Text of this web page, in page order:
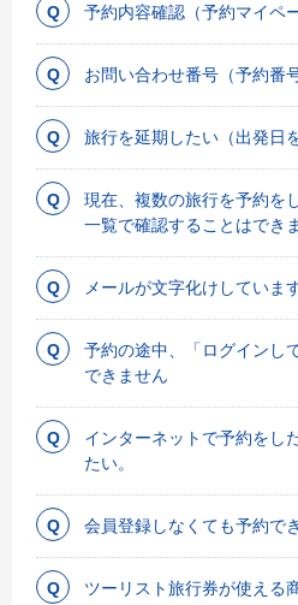
予約内容確認（予約マイペ
お問い合わせ番号（予約番
旅行を延期したい（出発日
現在、複数の旅行を予約を
一覧で確認することはでき
メールが文字化けしていま
予約の途中、「ログインし
できません
インターネットで予約をし
たい。
会員登録しなくても予約で
ツーリスト旅行券が使える